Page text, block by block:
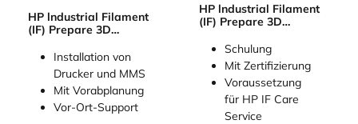
HP lndustrial Filament
(IF) Prepare 3D
Installation von
Drucker und MMS
Mit Vorabplanung
Vor-Ort-Support
HP lndustrial Filament
(IF) Prepare 3D
Training and
Certification
Schulung
Mit Zertifizierung
Voraussetzung
für HP IF Care
Service